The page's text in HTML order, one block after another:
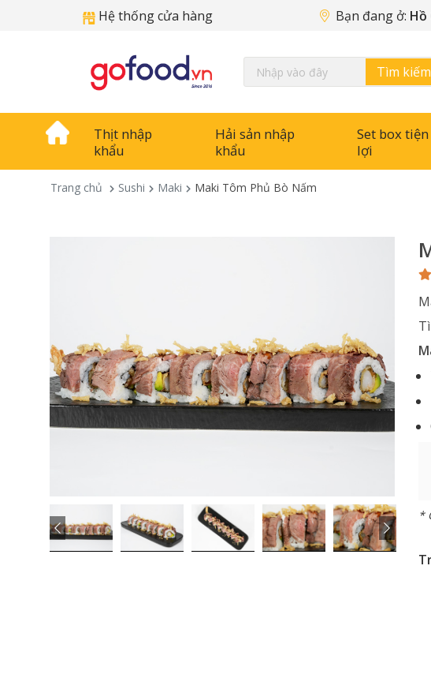
Hệ thống cửa hàng Bạn đang ở: Hồ
Tìm kiếm
Thịt nhập
khẩu
Hải sản nhập
khẩu
Set box tiện
lợi
Trang chủ Sushi Maki Maki Tôm Phủ Bò Nấm
*